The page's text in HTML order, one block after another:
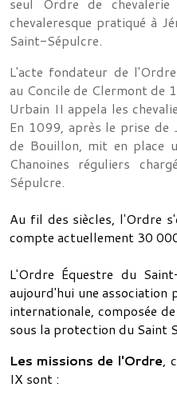
chevaleresque pratiqué à
Saint-Sépulcre.
L'acte fondateur de
au Concile de Clermont de
Urbain II appela les
En 1099, après le prise de
de Bouillon, mit en place
Chanoines réguliers
Sépulcre.
Au fil des siècles, l'Ordre
compte actuellement 30
L'Ordre Équestre du
aujourd'hui une association
internationale, composée
sous la protection du Saint
Les missions de l'Ordre,
IX sont :